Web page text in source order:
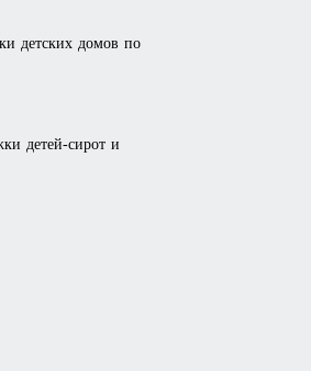
детских домов по
детей-сирот и